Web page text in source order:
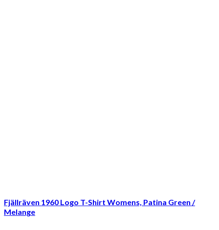
Fjällräven 1960 Logo T-Shirt Womens, Patina Green /
Melange